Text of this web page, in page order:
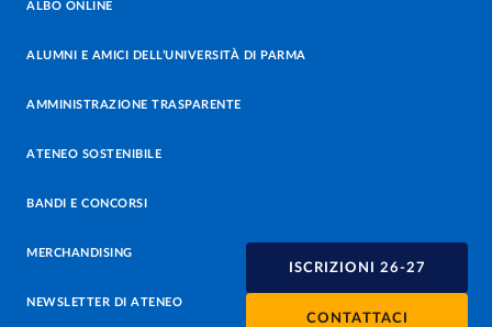
ISCRIZIONI 26-27
CONTATTACI
ALBO ONLINE
ALUMNI E AMICI DELL’UNIVERSITÀ DI PARMA
AMMINISTRAZIONE TRASPARENTE
ATENEO SOSTENIBILE
BANDI E CONCORSI
MERCHANDISING
NEWSLETTER DI ATENEO